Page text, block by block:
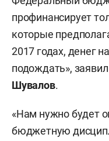
профинансирует
которые
2017 годах, денег
подождать»,
Шувалов.
«Нам нужно будет
бюджетную